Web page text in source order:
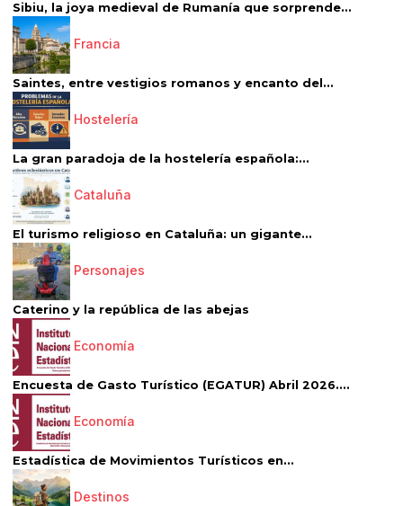
Sibiu, la joya medieval de Rumanía que sorprende...
Francia
Saintes, entre vestigios romanos y encanto del...
Hostelería
La gran paradoja de la hostelería española:...
Cataluña
El turismo religioso en Cataluña: un gigante...
Personajes
Caterino y la república de las abejas
Economía
Encuesta de Gasto Turístico (EGATUR) Abril 2026....
Economía
Estadística de Movimientos Turísticos en...
Destinos